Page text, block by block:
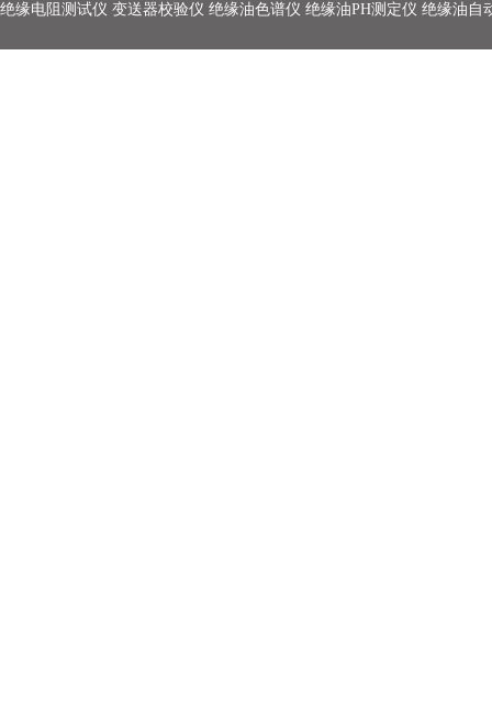
绝缘电阻测试仪 变送器校验仪 绝缘油色谱仪 绝缘油PH测定仪 绝缘油自